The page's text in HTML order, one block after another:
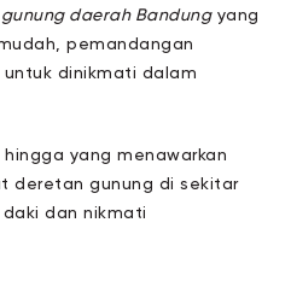
gunung daerah Bandungyang
pemandangan
dinikmati dalam
yang menawarkan
deretan gunung di sekitar
dan nikmati